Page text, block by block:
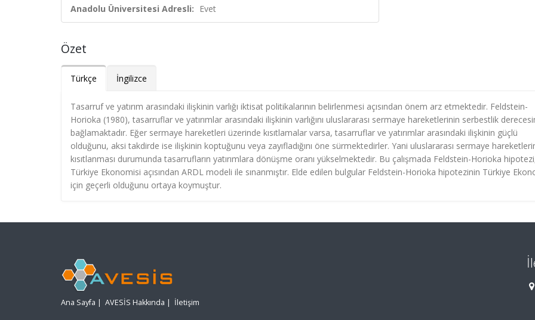
Anadolu Üniversitesi Adresli: Evet
Özet
Türkçe İngilizce
Tasarruf ve yatırım arasındaki ilişkinin varlığı iktisat politikalarının belirlenmesi açısından önem arz etmektedir. Feldstein-
Horioka (1980), tasarruflar ve yatırımlar arasındaki ilişkinin varlığını uluslararası sermaye hareketlerinin serbestlik
bağlamaktadır. Eğer sermaye hareketleri üzerinde kısıtlamalar varsa, tasarruflar ve yatırımlar arasındaki ilişkinin güçlü
olduğunu, aksi takdirde ise ilişkinin koptuğunu veya zayıfladığını öne sürmektedirler. Yani uluslararası sermaye
kısıtlanması durumunda tasarrufların yatırımlara dönüşme oranı yükselmektedir. Bu çalışmada Feldstein-Horioka
Türkiye Ekonomisi açısından ARDL modeli ile sınanmıştır. Elde edilen bulgular Feldstein-Horioka hipotezinin Türkiye
için geçerli olduğunu ortaya koymuştur.
Ana Sayfa | AVESİS Hakkında | İletişim